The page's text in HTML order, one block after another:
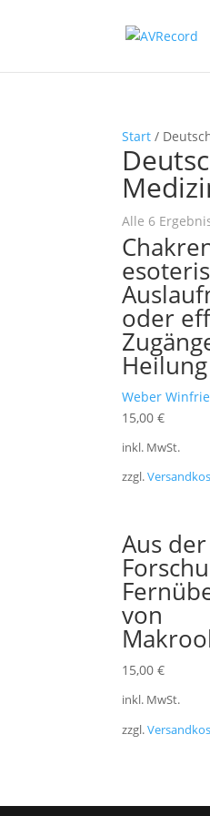
Start /
Alle 6
oder
Weber
15,00€
inkl. MwSt.
zzgl.
Aus der
von
15,00€
inkl. MwSt.
zzgl.